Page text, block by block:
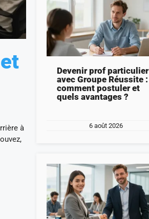
à
Devenir prof particulier
avec Groupe Réussite :
comment postuler et
quels avantages ?
6 août 2026